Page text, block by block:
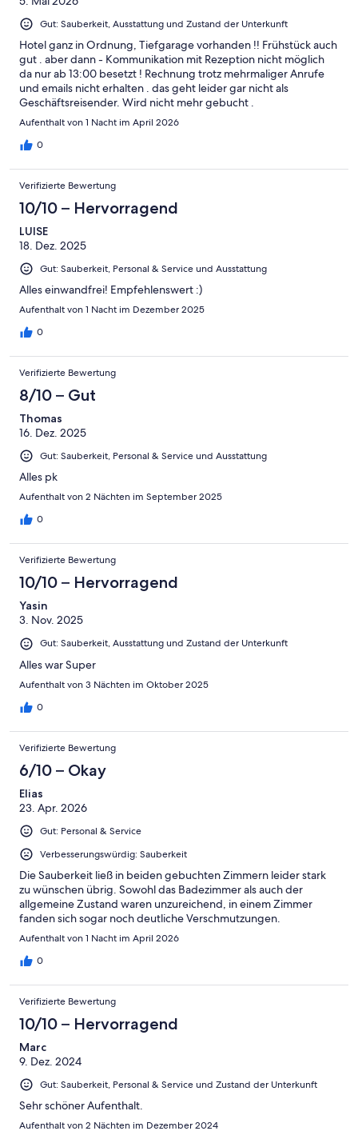
Gut: Sauberkeit, Ausstattung und Zustand der Unterkunft
Hotel ganz in Ordnung, Tiefgarage vorhanden !! Frühstück auch
gut . aber dann - Kommunikation mit Rezeption nicht möglich
da nur ab 13:00 besetzt ! Rechnung trotz mehrmaliger Anrufe
und emails nicht erhalten . das geht leider gar nicht als
Geschäftsreisender. Wird nicht mehr gebucht .
Aufenthalt von 1 Nacht im April 2026
0
Verifizierte Bewertung
10/10 – Hervorragend
LUISE
18. Dez. 2025
Gut: Sauberkeit, Personal & Service und Ausstattung
Alles einwandfrei! Empfehlenswert :)
Aufenthalt von 1 Nacht im Dezember 2025
0
Verifizierte Bewertung
8/10 – Gut
Thomas
16. Dez. 2025
Gut: Sauberkeit, Personal & Service und Ausstattung
Alles pk
Aufenthalt von 2 Nächten im September 2025
0
Verifizierte Bewertung
10/10 – Hervorragend
Yasin
3. Nov. 2025
Gut: Sauberkeit, Ausstattung und Zustand der Unterkunft
Alles war Super
Aufenthalt von 3 Nächten im Oktober 2025
0
Verifizierte Bewertung
6/10 – Okay
Elias
23. Apr. 2026
Gut: Personal & Service
Verbesserungswürdig: Sauberkeit
Die Sauberkeit ließ in beiden gebuchten Zimmern leider stark
zu wünschen übrig. Sowohl das Badezimmer als auch der
allgemeine Zustand waren unzureichend, in einem Zimmer
fanden sich sogar noch deutliche Verschmutzungen.
Aufenthalt von 1 Nacht im April 2026
0
Verifizierte Bewertung
10/10 – Hervorragend
Marc
9. Dez. 2024
Gut: Sauberkeit, Personal & Service und Zustand der Unterkunft
Sehr schöner Aufenthalt.
Aufenthalt von 2 Nächten im Dezember 2024